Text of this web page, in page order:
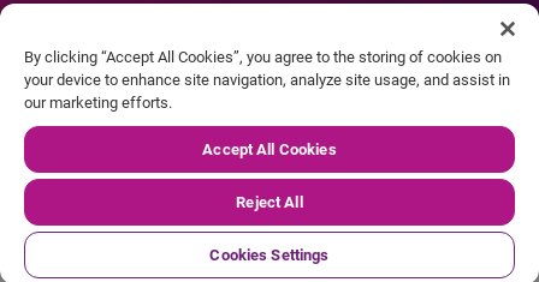
Experian and the Experian marks used herein are service marks or registered
company names mentioned herein are the property of their respective
owners.
By clicking “Accept All Cookies”, you agree to the storing of cookies on
your device to enhance site navigation, analyze site usage, and assist in
our marketing efforts.
Accept All Cookies
Reject All
Cookies Settings